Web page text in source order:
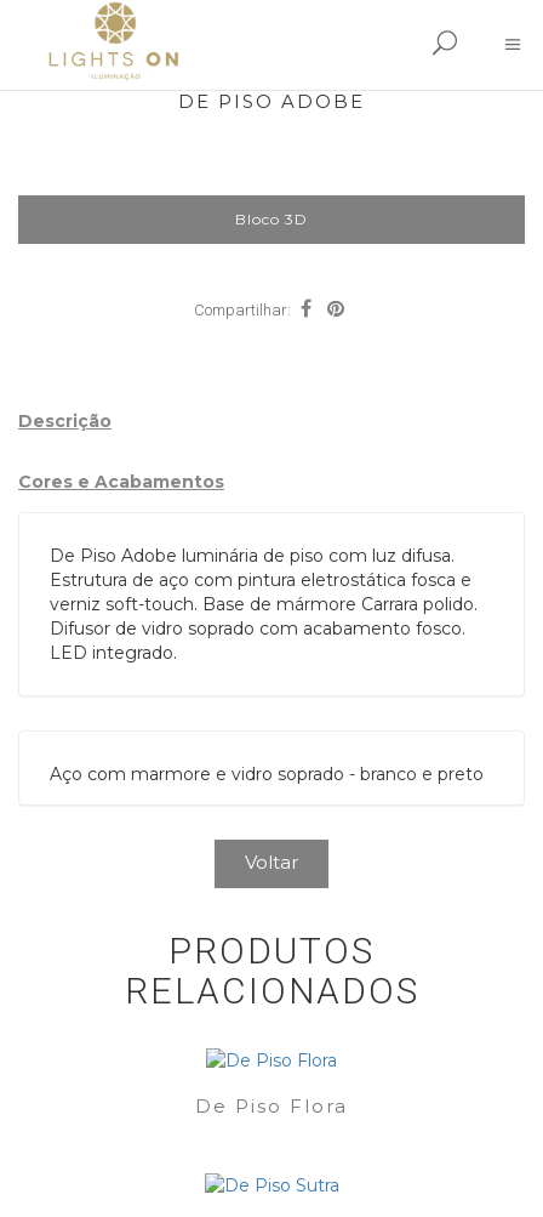
DE PISO ADOBE
Bloco 3D
Compartilhar:
Descrição
Cores e Acabamentos
De Piso Adobe luminária de piso com luz difusa.
Estrutura de aço com pintura eletrostática fosca e
verniz soft-touch. Base de mármore Carrara polido.
Difusor de vidro soprado com acabamento fosco.
LED integrado.
Aço com marmore e vidro soprado - branco e preto
Voltar
PRODUTOS
RELACIONADOS
De Piso Flora